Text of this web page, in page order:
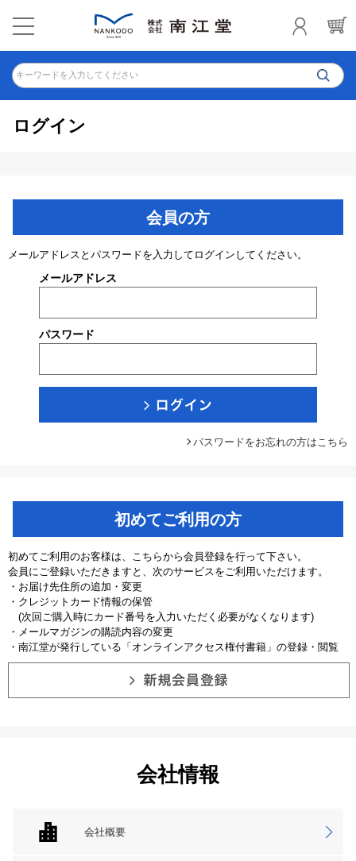
キーワードを入力してください
ログイン
会員の方
メールアドレスとパスワードを入力してログインしてください。
メールアドレス
パスワード
パスワードをお忘れの方はこちら
初めてご利用の方
初めてご利用のお客様は、こちらから会員登録を行って下さい。
会員にご登録いただきますと、次のサービスをご利用いただけます。
・お届け先住所の追加・変更
・クレジットカード情報の保管
(次回ご購入時にカード番号を入力いただく必要がなくなります)
・メールマガジンの購読内容の変更
・南江堂が発行している「オンラインアクセス権付書籍」の登録・閲覧
会社情報
会社概要